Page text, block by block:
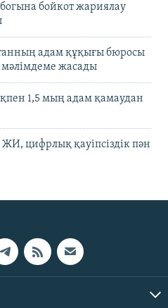
бойкот жариялау
адам құқығы бюросы
жасады
1,5 мың адам қамаудан
цифрлық қауіпсіздік пән